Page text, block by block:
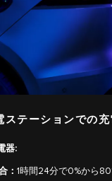
ステーションでの充
器:
： 1時間24分で0%から